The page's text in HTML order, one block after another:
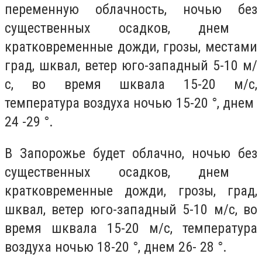
переменную облачность, ночью без
существенных осадков, днем ​​
кратковременные дожди, грозы, местами
град, шквал, ветер юго-западный 5-10 м/
с, во время шквала 15-20 м/с,
температура воздуха ночью 15-20 °, днем ​​
24 -29 °.
В Запорожье будет облачно, ночью без
существенных осадков, днем ​​
кратковременные дожди, грозы, град,
шквал, ветер юго-западный 5-10 м/с, во
время шквала 15-20 м/с, температура
воздуха ночью 18-20 °, днем ​​26- 28 °.